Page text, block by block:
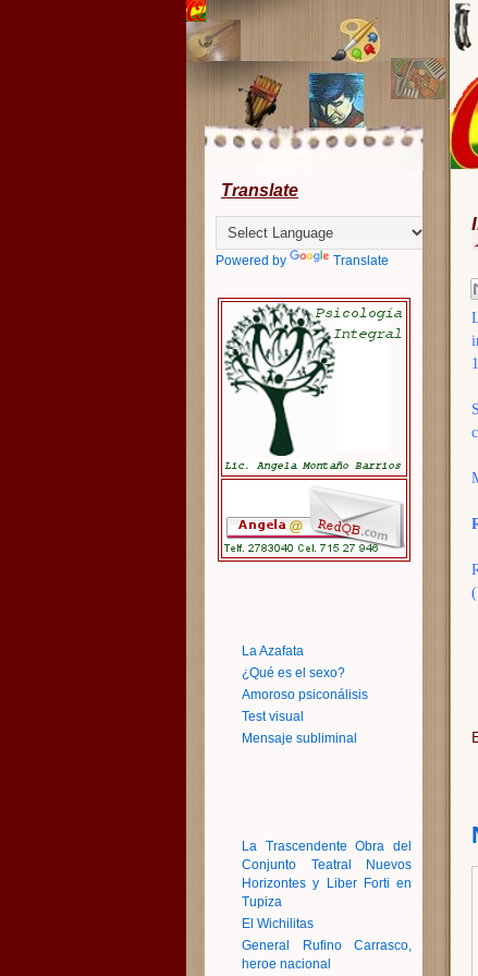
Translate
Powered by Translate
La Azafata
¿Qué es el sexo?
Amoroso psiconálisis
Test visual
Mensaje subliminal
La Trascendente Obra del
Conjunto Teatral Nuevos
Horizontes y Liber Forti en
Tupiza
El Wichilitas
General Rufino Carrasco,
heroe nacional